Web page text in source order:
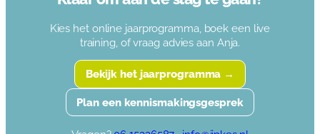
Kies het online jaarprogramma, boek een live
training, of vraag advies aan Anja.
Bekijk het jaarprogramma →
Plan een kennismakingsgesprek